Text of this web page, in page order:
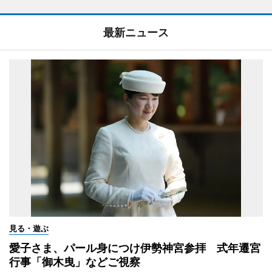
最新ニュース
見る・遊ぶ
愛子さま、パール身につけ伊勢神宮参拝 式年遷宮
行事「御木曳」などご視察